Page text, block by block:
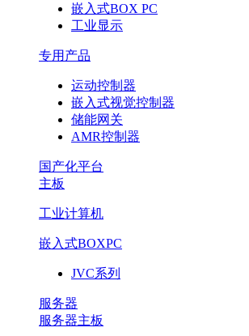
嵌入式BOX PC
工业显示
专用产品
运动控制器
嵌入式视觉控制器
储能网关
AMR控制器
国产化平台
主板
工业计算机
嵌入式BOXPC
JVC系列
服务器
服务器主板